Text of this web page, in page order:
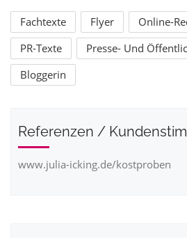
Fachtexte Flyer
Online-
PR-Texte
Presse- Und
Bloggerin
Referenzen /
www.julia-icking.de/kostproben